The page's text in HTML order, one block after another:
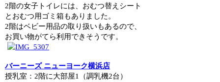
2階の女子トイレには、おむつ替えシート
とおむつ用ゴミ箱もありました。
2階はベビー用品の取り扱いもあるので、
お買い物がてら利用できそうです。
バーニーズ ニューヨーク横浜店
授乳室：2階に大部屋1（調乳機2台）